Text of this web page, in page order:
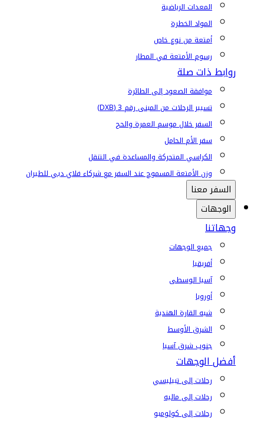
المعدات الرياضية
المواد الخطرة
أمتعة من نوع خاص
رسوم الأمتعة في المطار
روابط ذات صلة
موافقة الصعود إلى الطائرة
تسيير الرحلات من المبنى رقم 3 (DXB)
السفر خلال موسم العمرة والحج
سفر الأم الحامل
الكراسي المتحركة والمساعدة في التنقل
وزن الأمتعة المسموح عند السفر مع شركاء فلاي دبي للطيران
السفر معنا
الوجهات
وجهاتنا
جميع الوجهات
أفريقيا
آسيا الوسطى
أوروبا
شبه القارة الهندية
الشرق الأوسط
جنوب شرق آسيا
أفضل الوجهات
رحلات إلى تبيليسي
رحلات إلى ماليه
رحلات إلى كولومبو